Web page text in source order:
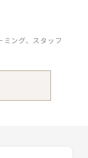
ミング、スタッフ